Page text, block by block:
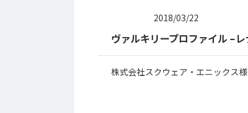
2018/03/22
ヴァルキリープロファイル –レ
株式会社スクウェア・エニックス